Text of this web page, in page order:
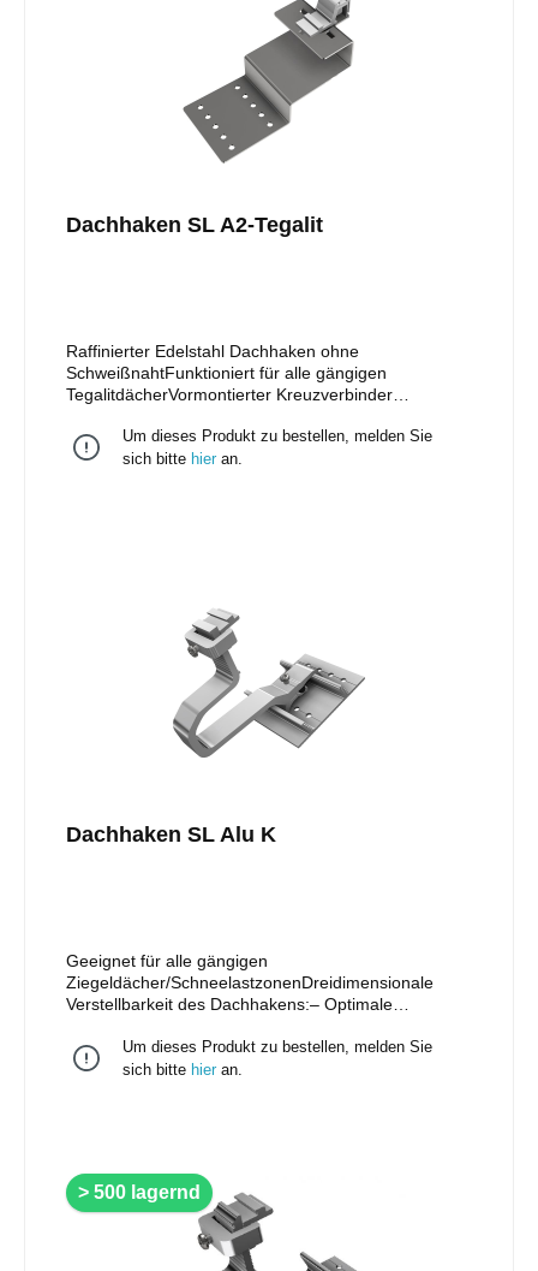
Dachhaken SL A2-Tegalit
Raffinierter Edelstahl Dachhaken ohne
SchweißnahtFunktioniert für alle gängigen
TegalitdächerVormontierter Kreuzverbinder
Bohrungen in der Anschraubfläche erlauben eine
seitliche AnpassungBewährte und einfache
Um dieses Produkt zu bestellen, melden Sie
sich bitte hier an.
Dachhaken SL Alu K
Geeignet für alle gängigen
Ziegeldächer/SchneelastzonenDreidimensionale
Verstellbarkeit des Dachhakens:– Optimale
Unterlegplatten– Einfache vertikale Verstellbarkeit
des Fußes von 35 mm – 60 mm, Dachhaken
für SchienenSchiene in der Höhe verstellbar durch
vormontierte Klemmkombination (für vertikale
Schieneninstallation mit optional erhältlicher
Klemmkombination vertikal, Art.-Nr. 11105-05
austauschen)Nur ein Werkzeug nötig: Torx
Um dieses Produkt zu bestellen, melden Sie
sich bitte hier an.
> 500 lagernd